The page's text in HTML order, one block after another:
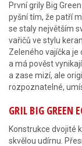
První grily Big
pyšní tím, že patří
se staly největším
vařičů ve stylu
Zeleného vajíčka
a má pověst
a zase mizí, ale
rozpoznatelné,
GRIL BIG GREEN
Konstrukce dvojité
skvělou udírnu.